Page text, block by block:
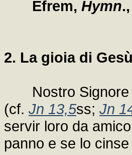
Efrem, Hymn
2. La gioia di
Nostro Signore
(cf. Jn 13,5ss; Jn
servir loro da
panno e se lo